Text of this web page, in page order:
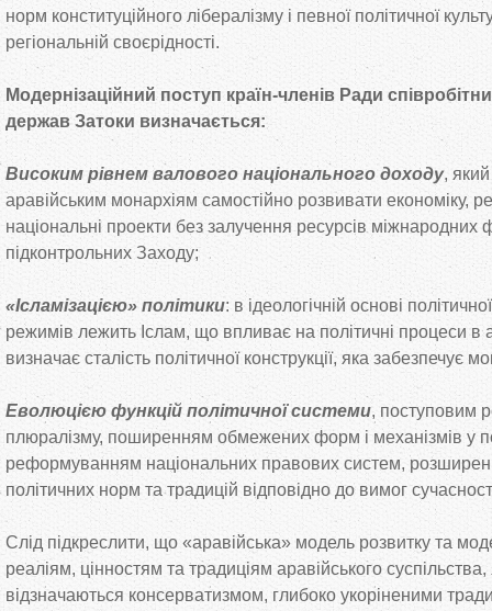
норм конституційного лібералізму і певної політичної
регіональній своєрідності.
Модернізаційний поступ країн-членів Ради
держав Затоки визначається:
Високим рівнем валового національного доходу,
аравійським монархіям самостійно розвивати економіку,
національні проекти без залучення ресурсів міжнародних
підконтрольних Заходу;
«Ісламізацією» політики: в ідеологічній основі
режимів лежить Іслам, що впливає на політичні процеси в
визначає сталість політичної конструкції, яка забезпечує
Еволюцією функцій політичної системи, поступовим
плюралізму, поширенням обмежених форм і механізмів у
реформуванням національних правових систем,
політичних норм та традицій відповідно до вимог
Слід підкреслити, що «аравійська» модель розвитку та
реаліям, цінностям та традиціям аравійського суспільства,
відзначаються консерватизмом, глибоко укоріненими